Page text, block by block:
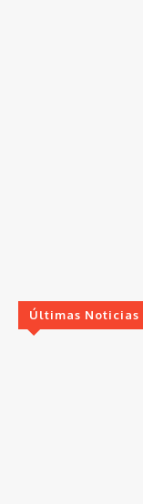
Últimas Noticias